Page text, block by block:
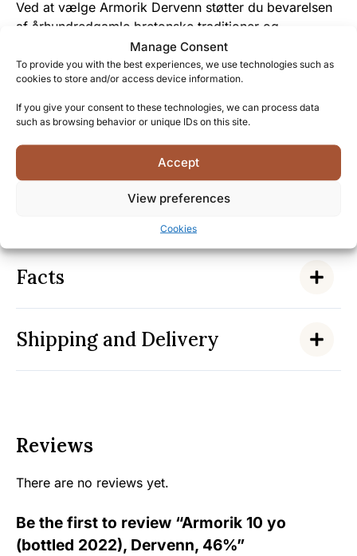
Manage Consent
To provide you with the best experiences, we use technologies such as
cookies to store and/or access device information.
If you give your consent to these technologies, we can process data
such as browsing behavior or unique IDs on this site.
Accept
View preferences
Cookies
Ved at vælge Armorik Dervenn støtter du bevarelsen
af århundredgamle bretonske traditioner og
håndværk, der ellers ville gå tabt.
Destilleriets passion for at skabe exceptionelle
spiritusser afspejles i hver eneste flaske, produceret
med kærlighed til det bretonske terroir.
Bliv en del af den eksklusive kreds af
whiskyentusiaster, der værdsætter ægte håndværk
og opdag selv, hvorfor Armorik Dervenn er blevet
Facts
Shipping and Delivery
Reviews
There are no reviews yet.
Be the first to review “Armorik 10 yo
(bottled 2022), Dervenn, 46%”